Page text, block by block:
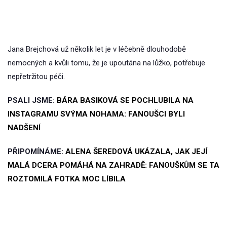
Jana Brejchová už několik let je v léčebně dlouhodobě
nemocných a kvůli tomu, že je upoutána na lůžko, potřebuje
nepřetržitou péči.
PSALI JSME: BÁRA BASIKOVÁ SE POCHLUBILA NA
INSTAGRAMU SVÝMA NOHAMA: FANOUŠCI BYLI
NADŠENÍ
PŘIPOMÍNÁME: ALENA ŠEREDOVÁ UKÁZALA, JAK JEJÍ
MALÁ DCERA POMÁHÁ NA ZAHRADĚ: FANOUŠKŮM SE TA
ROZTOMILÁ FOTKA MOC LÍBILA